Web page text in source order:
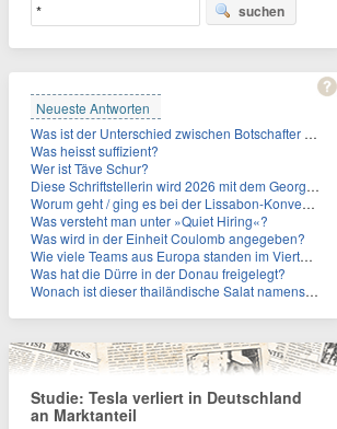
suchen
Neueste Antworten
Was ist der Unterschied zwischen Botschafter und Konsul?
Was heisst suffizient?
Wer ist Täve Schur?
Diese Schriftstellerin wird 2026 mit dem Georg-Büchner-Preis ausgezeichnet. Wie heißt sie?
Worum geht / ging es bei der Lissabon-Konvention?
Was versteht man unter »Quiet Hiring«?
Was wird in der Einheit Coulomb angegeben?
Wie viele Teams aus Europa standen im Viertelfinale der Fußball-WM 2026 in Mexiko, den USA und Kanada?
Was hat die Dürre in der Donau freigelegt?
Wonach ist dieser thailändische Salat namens Nam Tok benannt?
Studie: Tesla verliert in Deutschland
an Marktanteil